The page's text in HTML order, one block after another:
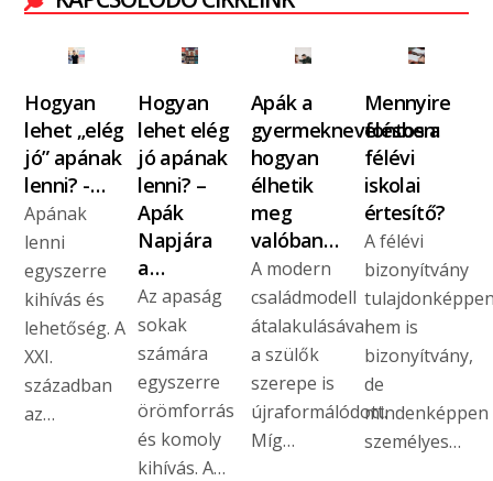
Hogyan
lehet „elég
jó” apának
lenni? -…
Apának
lenni
egyszerre
kihívás és
lehetőség. A
XXI.
században
az…
Hogyan
lehet elég
jó apának
lenni? –
Apák
Napjára
a…
Az apaság
sokak
számára
egyszerre
örömforrás
és komoly
kihívás. A…
Apák a
gyermeknevelésben:
hogyan
élhetik
meg
valóban…
A modern
családmodell
átalakulásával
a szülők
szerepe is
újraformálódott.
Míg…
Mennyire
fontos a
félévi
iskolai
értesítő?
A félévi
bizonyítvány
nem is
bizonyítvány,
de
mindenképpen
személyes…